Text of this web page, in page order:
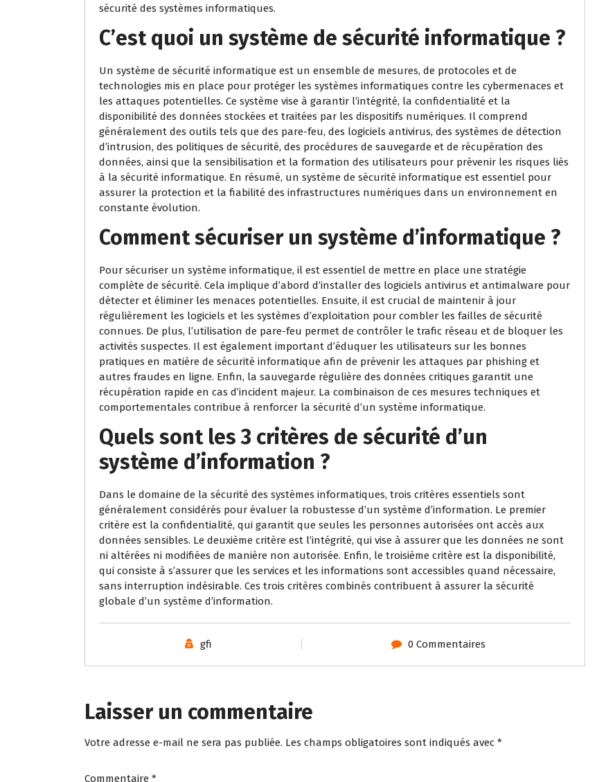
sécurité des systèmes informatiques.
C’est quoi un système de sécurité informatique ?
Un système de sécurité informatique est un ensemble de mesures, de protocoles et de
technologies mis en place pour protéger les systèmes informatiques contre les cybermenaces et
les attaques potentielles. Ce système vise à garantir l’intégrité, la confidentialité et la
disponibilité des données stockées et traitées par les dispositifs numériques. Il comprend
généralement des outils tels que des pare-feu, des logiciels antivirus, des systèmes de détection
d’intrusion, des politiques de sécurité, des procédures de sauvegarde et de récupération des
données, ainsi que la sensibilisation et la formation des utilisateurs pour prévenir les risques liés
à la sécurité informatique. En résumé, un système de sécurité informatique est essentiel pour
assurer la protection et la fiabilité des infrastructures numériques dans un environnement en
constante évolution.
Comment sécuriser un système d’informatique ?
Pour sécuriser un système informatique, il est essentiel de mettre en place une stratégie
complète de sécurité. Cela implique d’abord d’installer des logiciels antivirus et antimalware pour
détecter et éliminer les menaces potentielles. Ensuite, il est crucial de maintenir à jour
régulièrement les logiciels et les systèmes d’exploitation pour combler les failles de sécurité
connues. De plus, l’utilisation de pare-feu permet de contrôler le trafic réseau et de bloquer les
activités suspectes. Il est également important d’éduquer les utilisateurs sur les bonnes
pratiques en matière de sécurité informatique afin de prévenir les attaques par phishing et
autres fraudes en ligne. Enfin, la sauvegarde régulière des données critiques garantit une
récupération rapide en cas d’incident majeur. La combinaison de ces mesures techniques et
comportementales contribue à renforcer la sécurité d’un système informatique.
Quels sont les 3 critères de sécurité d’un
système d’information ?
Dans le domaine de la sécurité des systèmes informatiques, trois critères essentiels sont
généralement considérés pour évaluer la robustesse d’un système d’information. Le premier
critère est la confidentialité, qui garantit que seules les personnes autorisées ont accès aux
données sensibles. Le deuxième critère est l’intégrité, qui vise à assurer que les données ne sont
ni altérées ni modifiées de manière non autorisée. Enfin, le troisième critère est la disponibilité,
qui consiste à s’assurer que les services et les informations sont accessibles quand nécessaire,
sans interruption indésirable. Ces trois critères combinés contribuent à assurer la sécurité
globale d’un système d’information.
gfi 0 Commentaires
Laisser un commentaire
Votre adresse e-mail ne sera pas publiée. Les champs obligatoires sont indiqués avec *
Commentaire *